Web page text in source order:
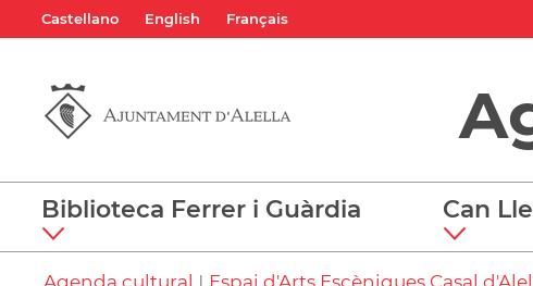
Castellano English Français
Biblioteca Ferrer i Guàrdia Can
Agenda cultural | Espai d'Arts Escèniques Casal